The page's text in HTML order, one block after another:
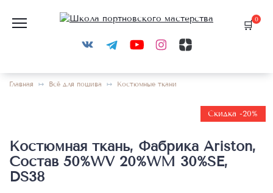
содержанию
0
Главная Всё для пошива Костюмные ткани
Скидка -20%
Костюмная ткань, Фабрика Ariston,
Состав 50%WV 20%WM 30%SE,
DS38